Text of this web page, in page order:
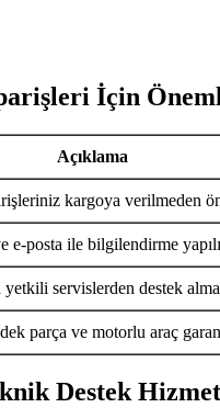
İçin
Açıklama
kargoya verilmeden
posta ile bilgilendirme
servislerden destek
parça ve motorlu araç
Destek